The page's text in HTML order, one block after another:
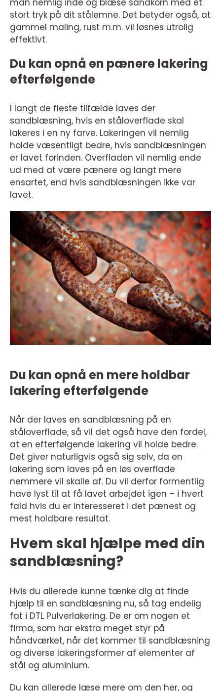
man nemlig inde og blæse sandkorn med et
stort tryk på dit stålemne. Det betyder også, at
gammel maling, rust m.m. vil løsnes utrolig
effektivt.
Du kan opnå en pænere lakering
efterfølgende
I langt de fleste tilfælde laves der
sandblæsning, hvis en ståloverflade skal
lakeres i en ny farve. Lakeringen vil nemlig
holde væsentligt bedre, hvis sandblæsningen
er lavet forinden. Overfladen vil nemlig ende
ud med at være pænere og langt mere
ensartet, end hvis sandblæsningen ikke var
lavet.
Du kan opnå en mere holdbar
lakering efterfølgende
Når der laves en sandblæsning på en
ståloverflade, så vil det også have den fordel,
at en efterfølgende lakering vil holde bedre.
Det giver naturligvis også sig selv, da en
lakering som laves på en løs overflade
nemmere vil skalle af. Du vil derfor formentlig
have lyst til at få lavet arbejdet igen – i hvert
fald hvis du er interesseret i det pænest og
mest holdbare resultat.
Hvem skal hjælpe med din
sandblæsning?
Hvis du allerede kunne tænke dig at finde
hjælp til en sandblæsning nu, så tag endelig
fat i DTL Pulverlakering. De er om nogen et
firma, som har ekstra meget styr på
håndværket, når det kommer til sandblæsning
og diverse lakeringsformer af elementer af
stål og aluminium.
Du kan allerede læse mere om den her, og